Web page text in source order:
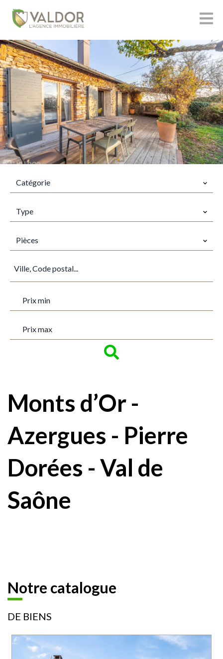
Catégorie
Type
Pièces
Monts d’Or -
Azergues - Pierre
Dorées - Val de
Saône
Notre catalogue
DE BIENS